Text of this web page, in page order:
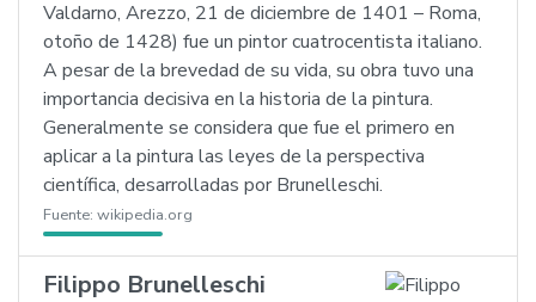
Valdarno, Arezzo, 21 de diciembre de 1401 – Roma,
otoño de 1428) fue un pintor cuatrocentista italiano.
A pesar de la brevedad de su vida, su obra tuvo una
importancia decisiva en la historia de la pintura.
Generalmente se considera que fue el primero en
aplicar a la pintura las leyes de la perspectiva
científica, desarrolladas por Brunelleschi.
Fuente: wikipedia.org
Filippo Brunelleschi